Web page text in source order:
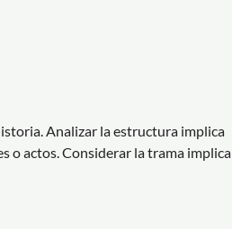
Analizar la estructura implica
o actos. Considerar la trama implica